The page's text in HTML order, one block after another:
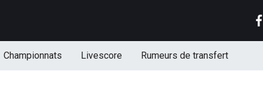
Championnats Livescore Rumeurs de transfert